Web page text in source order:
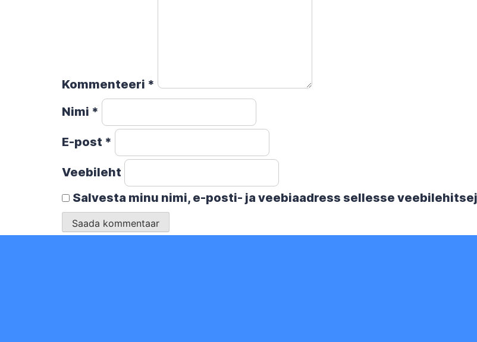
Kommenteeri *
Nimi *
E-post *
Veebileht
Salvesta minu nimi, e-posti- ja veebiaadress sellesse